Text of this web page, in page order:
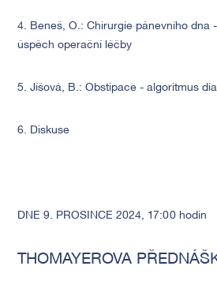
4. Beneš, O.: Chirurgie pánevního dna
úspěch operační léčby
5. Jíšová, B.: Obstipace - algoritmus
6. Diskuse
DNE 9. PROSINCE 2024, 17:00 hodin
THOMAYEROVA